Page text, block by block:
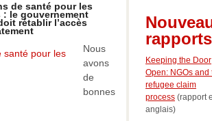
de santé pour les
: le gouvernement
rétablir l’accès
Nous
avons
de
bonnes
rapports
Keeping the Door
Open: NGOs and
refugee claim
process (rapport
anglais)